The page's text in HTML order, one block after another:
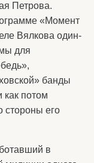
Петрова.
«Момент
Вялкова один-
для
банды
потом
стороны его
в